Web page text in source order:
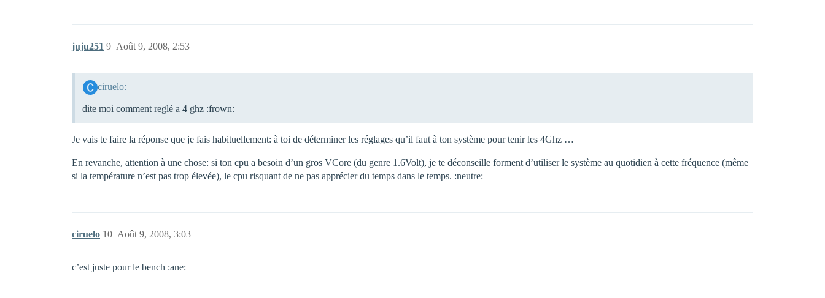
juju251 Août 9, 2008, 2:53
9
ciruelo:
dite moi comment reglé a 4 ghz :frown:
Je vais te faire la réponse que je fais habituellement: à toi de déterminer les réglages qu’il faut à ton système pour tenir les 4Ghz …
En revanche, attention à une chose: si ton cpu a besoin d’un gros VCore (du genre 1.6Volt), je te déconseille forment d’utiliser le système au quotidien à cette fréquence (même
si la température n’est pas trop élevée), le cpu risquant de ne pas apprécier du temps dans le temps. :neutre:
ciruelo Août 9, 2008, 3:03
10
c’est juste pour le bench :ane: